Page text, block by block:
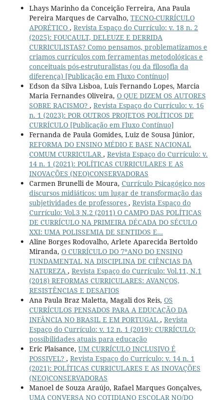
Lhays Marinho da Conceição Ferreira, Ana Paula
Pereira Marques de Carvalho, TECNO-CURRÍCULO
APORÉTICO , Revista Espaço do Currículo: v. 18 n. 2
(2025): FOUCAULT, DELEUZE E DERRIDA
CURRICULISTAS? Como pensamos, problematizamos e
criamos currículos com ferramentas metodológicas e
conceituais pós-estruturalistas (ou da filosofia da
diferença) [Publicação em Fluxo Contínuo]
Edson da Silva Lisboa, Luis Fernando Lopes, Marcia
Maria Fernandes Oliveira, O QUE DIZEM OS AUTORES
SOBRE RACISMO? , Revista Espaço do Currículo: v. 16
n. 1 (2023): POR OUTROS PROJETOS POLÍTICOS DE
CURRÍCULO [Publicação em Fluxo Contínuo]
Fernanda de Paula Gomides, Luiz de Sousa Júnior,
REFORMA DO ENSINO MÉDIO E BASE NACIONAL
COMUM CURRICULAR, Revista Espaço do Currículo: v.
14 n. 1 (2021): POLÍTICAS CURRICULARES E AS
INOVAÇÕES (NEO)CONSERVADORAS
Carmen Brunelli de Moura, Currículo Psicagógico nos
discursos midiáticos: um lugar de transformação das
subjetividades de professores , Revista Espaço do
Currículo: Vol.3 N.2 (2011) O CAMPO DAS POLÍTICAS
DE CURRÍCULO NA PRIMEIRA DÉCADA DO SÉCULO
XXI: UMA POLISSEMIA DE SENTIDOS E...
Aline Borges Rodovalho, Arlete Aparecida Bertoldo
Miranda, O CURRÍCULO DO 7ºANO DO ENSINO
FUNDAMENTAL NA DISCIPLINA DE CIÊNCIAS DA
NATUREZA , Revista Espaço do Currículo: Vol.11, N.1
(2018) REFORMAS CURRICULARES: AVANÇOS,
RESISTÊNCIAS E DESAFIOS
Ana Paula Braz Maletta, Magali dos Reis, OS
CURRÍCULOS PENSADOS PARA A EDUCAÇÃO DA
INFÂNCIA NO BRASIL E EM PORTUGAL , Revista
Espaço do Currículo: v. 12 n. 1 (2019): CURRÍCULO:
possibilidades atuais para educação
Eric Plaisance, UM CURRÍCULO INCLUSIVO É
POSSIVEL? , Revista Espaço do Currículo: v. 14 n. 1
(2021): POLÍTICAS CURRICULARES E AS INOVAÇÕES
(NEO)CONSERVADORAS
Manoel de Souza Araújo, Rafael Marques Gonçalves,
UMA CONVERSA NO COTIDIANO ESCOLAR NO/DO